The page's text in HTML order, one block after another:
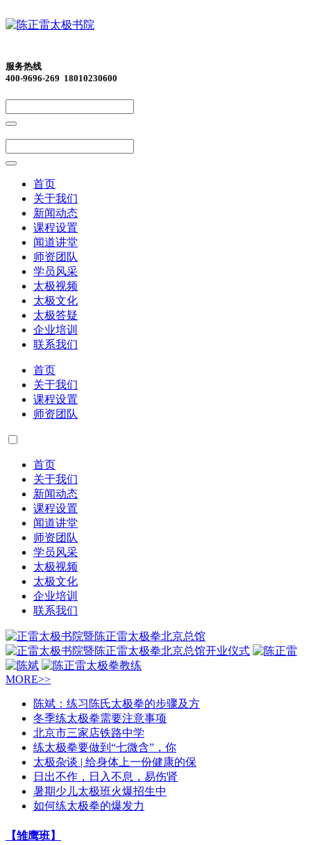
服务热线
400-9696-269 18010230600
首页
关于我们
新闻动态
课程设置
闻道讲堂
师资团队
学员风采
太极视频
太极文化
太极答疑
企业培训
联系我们
首页
关于我们
课程设置
师资团队
首页
关于我们
新闻动态
课程设置
闻道讲堂
师资团队
学员风采
太极视频
太极文化
企业培训
联系我们
MORE>>
陈斌：练习陈氏太极拳的步骤及方
冬季练太极拳需要注意事项
北京市三家店铁路中学
练太极拳要做到“七微含”，你
太极杂谈 | 给身体上一份健康的保
日出不作，日入不息，易伤肾
暑期少儿太极班火爆招生中
如何练太极拳的爆发力
【雏鹰班】